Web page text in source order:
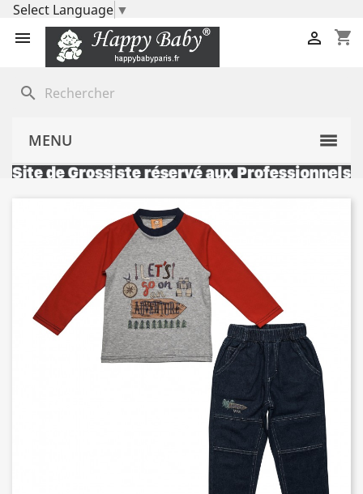
Select Language ▼
 shopping_cart

search
MENU